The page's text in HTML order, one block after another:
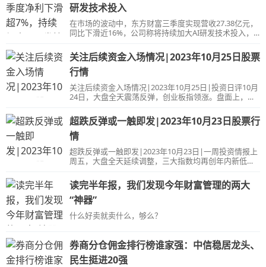
研发技术投入
在市场的波动中，东方财富三季度实现营收27.38亿元，
同比下滑近16%，公司称将持续加大AI研发技术投入，
管部门相关要求推进大模型备案工作。
关注后续资金入场情况|2023年10月25日股票
行情
关注后续资金入场情况|2023年10月25日|投资日评10月
24日，大盘全天震荡反弹，创业板指领涨。盘面上，券
走强，AI概念股展开反弹，锂矿股盘中活跃。此外，高
位股走势分化，圣龙股份13连板，真视通7连板，欧菲光
跌停，四川长虹跌超5%。总体上个股涨多跌少，两市超
4500只个股上涨。沪深两市昨日成交额8041亿，较上个
交易日放量830亿。&nbsp;板块上，互联网电商板块昨
日涨幅居前，三杰股份、焦点科技涨停，赛维时代、若
上，中国政府网23日发布国务院关于在上海市创建“丝路
电商”合作先行区方案的批复，原则
超跌反弹或一触即发|2023年10月23日股票行
情
超跌反弹或一触即发|2023年10月23日|一周投资情报上
周五，大盘全天延续调整，三大指数均再创年内新低，
中锂矿股领涨，电网概念股集体走强，风电股盘中冲
高，地产股盘中拉升，券商股继续活跃。下跌方面，半
导体板块集体调整，光刻机方向领跌，高位股继续大
跌。总体上个股跌多涨少，两市超3500只个股下跌。沪
深两市上周五成交额7317亿，缩量810亿。&nbsp;板块
天齐锂业等个股涨幅居前。业内普遍认为，碳酸锂价格
跌破18万元/吨后，或已经击穿不少以外采锂矿为
读完半年报，我们发现今年财富管理的两大
“神器”
什么好卖就卖什么，够么？
券商分仓佣金排行榜谁家强：中信稳居龙头、
民生挺进20强